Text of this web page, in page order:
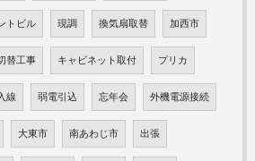
トビル 現調 換気扇取替 加西市
替工事 キャビネット取付 プリカ
線 弱電引込 忘年会 外機電源接続
大東市 南あわじ市 出張